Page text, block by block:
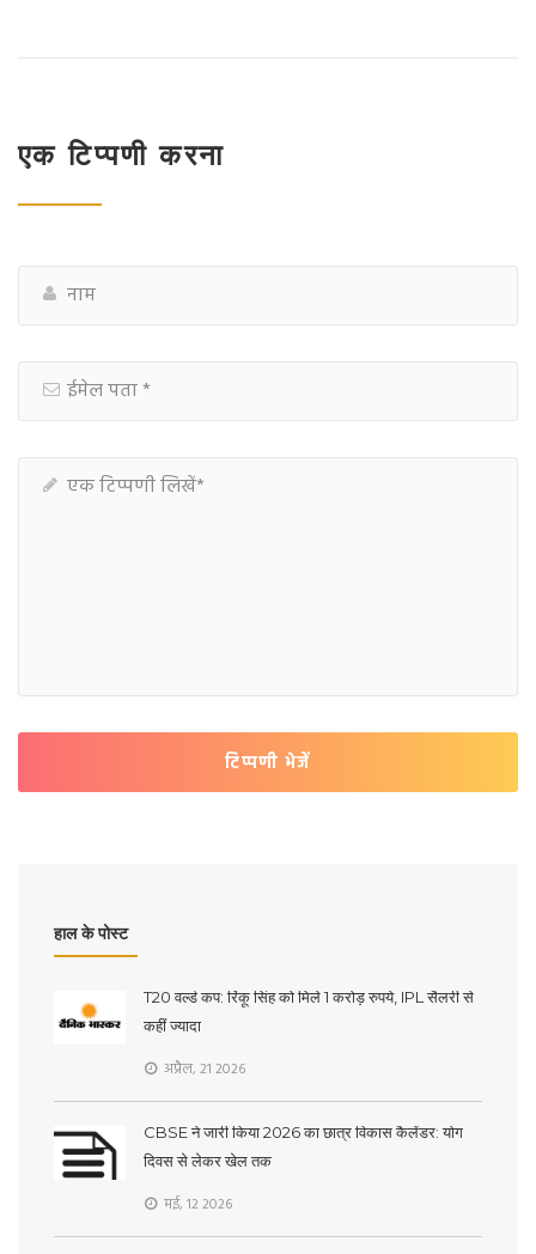
एक टिप्पणी करना
टिप्पणी भेजें
हाल के पोस्ट
T20 वर्ल्ड कप: रिंकू सिंह को मिले 1 करोड़ रुपये, IPL सैलरी से
कहीं ज्यादा
अप्रैल, 21 2026
CBSE ने जारी किया 2026 का छात्र विकास कैलेंडर: योग
दिवस से लेकर खेल तक
मई, 12 2026